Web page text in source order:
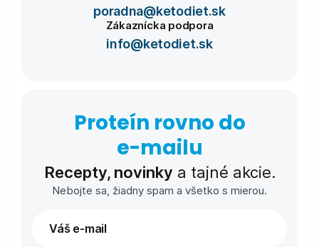
poradna@ketodiet.sk
Zákaznícka podpora
info@ketodiet.sk
Proteín rovno do
e-⁠mailu
Recepty, novinky a tajné akcie.
Nebojte sa, žiadny spam a všetko s mierou.